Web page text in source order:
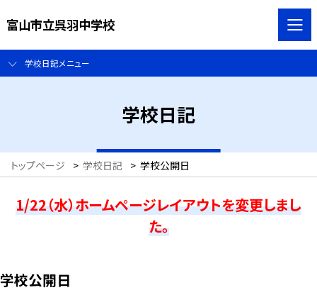
富山市立呉羽中学校
学校日記メニュー
学校日記
トップページ > 学校日記 > 学校公開日
1/22（水）ホームページレイアウトを変更しまし
た。
学校公開日